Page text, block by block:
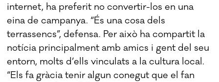
internet, ha preferit no convertir-los en una
eina de campanya. “És una cosa dels
terrassencs”, defensa. Per això ha compartit la
notícia principalment amb amics i gent del seu
entorn, molts d’ells vinculats a la cultura local.
“Els fa gràcia tenir algun conegut que el fan